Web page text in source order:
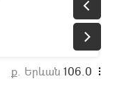
ք. Երևան 106.0